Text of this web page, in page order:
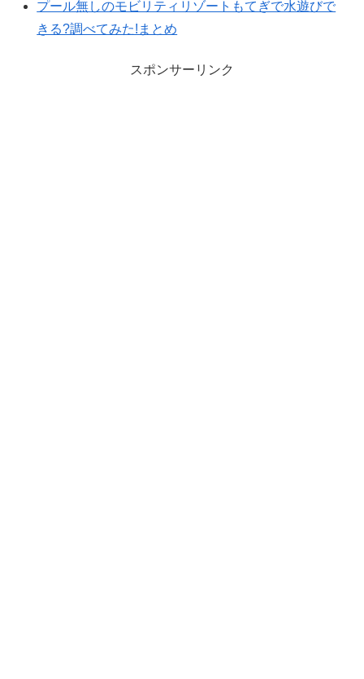
プール無しのモビリティリゾートもてぎで水遊びで
きる?調べてみた!まとめ
スポンサーリンク